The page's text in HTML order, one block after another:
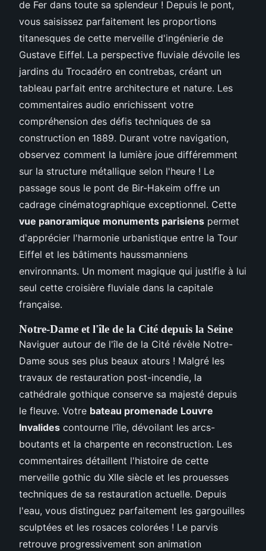
de Fer dans toute sa splendeur ! Depuis le pont,
vous saisissez parfaitement les proportions
titanesques de cette merveille d'ingénierie de
Gustave Eiffel. La perspective fluviale dévoile les
jardins du Trocadéro en contrebas, créant un
tableau parfait entre architecture et nature. Les
commentaires audio enrichissent votre
compréhension des défis techniques de sa
construction en 1889. Durant votre navigation,
observez comment la lumière joue différemment
sur la structure métallique selon l'heure ! Le
passage sous le pont de Bir-Hakeim offre un
cadrage cinématographique exceptionnel. Cette
vue panoramique monuments parisiens permet
d'apprécier l'harmonie urbanistique entre la Tour
Eiffel et les bâtiments haussmanniens
environnants. Un moment magique qui justifie à lui
seul cette croisière fluviale dans la capitale
française.
Notre-Dame et l'île de la Cité depuis la Seine
Naviguer autour de l'île de la Cité révèle Notre-
Dame sous ses plus beaux atours ! Malgré les
travaux de restauration post-incendie, la
cathédrale gothique conserve sa majesté depuis
le fleuve. Votre bateau promenade Louvre
Invalides contourne l'île, dévoilant les arcs-
boutants et la charpente en reconstruction. Les
commentaires détaillent l'histoire de cette
merveille gothic du XIIe siècle et les prouesses
techniques de sa restauration actuelle. Depuis
l'eau, vous distinguez parfaitement les gargouilles
sculptées et les rosaces colorées ! Le parvis
retrouve progressivement son animation